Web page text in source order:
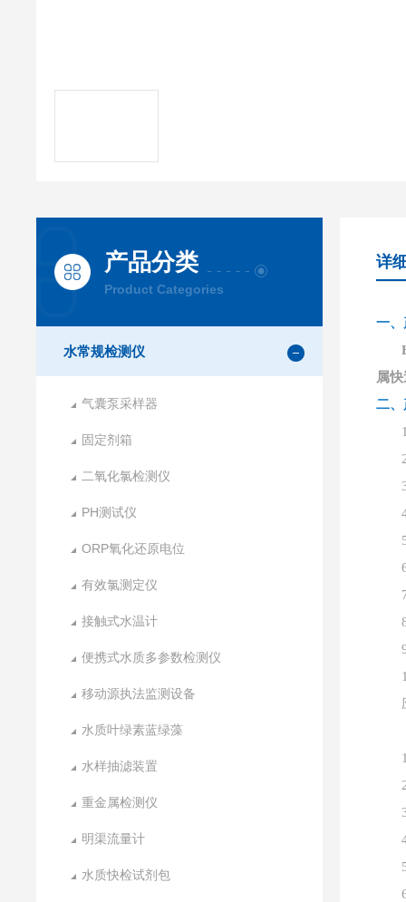
产品分类
Product Categories
水常规检测仪
气囊泵采样器
固定剂箱
二氧化氯检测仪
PH测试仪
ORP氧化还原电位
有效氯测定仪
接触式水温计
便携式水质多参数检测仪
移动源执法监测设备
水质叶绿素蓝绿藻
水样抽滤装置
重金属检测仪
明渠流量计
水质快检试剂包
详
一
属
二